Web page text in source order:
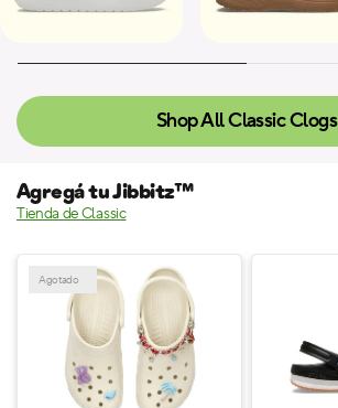
Shop All Classic Clogs
Agregá tu Jibbitz™
Tienda de Classic
Agotado